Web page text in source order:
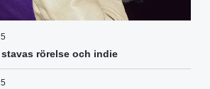
stavas rörelse och indie